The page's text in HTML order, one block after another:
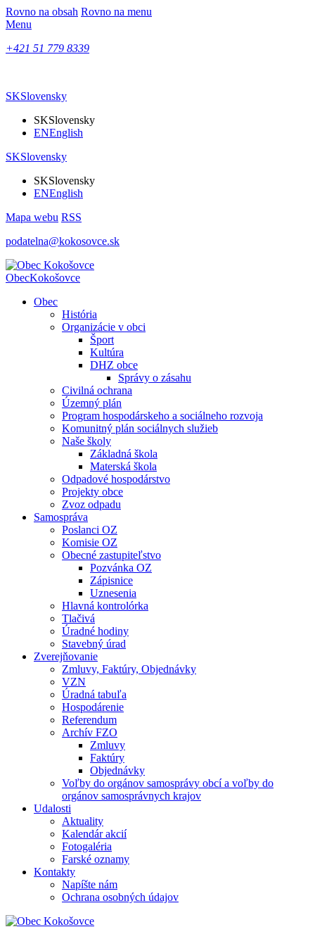
Rovno na obsah Rovno na menu
Menu
+421 51 779 8339
SKSlovensky
SKSlovensky
ENEnglish
SKSlovensky
SKSlovensky
ENEnglish
Mapa webu RSS
podatelna@kokosovce.sk
ObecKokošovce
Obec
História
Organizácie v obci
Šport
Kultúra
DHZ obce
Správy o zásahu
Civilná ochrana
Územný plán
Program hospodárskeho a sociálneho rozvoja
Komunitný plán sociálnych služieb
Naše školy
Základná škola
Materská škola
Odpadové hospodárstvo
Projekty obce
Zvoz odpadu
Samospráva
Poslanci OZ
Komisie OZ
Obecné zastupiteľstvo
Pozvánka OZ
Zápisnice
Uznesenia
Hlavná kontrolórka
Tlačivá
Úradné hodiny
Stavebný úrad
Zverejňovanie
Zmluvy, Faktúry, Objednávky
VZN
Úradná tabuľa
Hospodárenie
Referendum
Archív FZO
Zmluvy
Faktúry
Objednávky
Voľby do orgánov samosprávy obcí a voľby do
orgánov samosprávnych krajov
Udalosti
Aktuality
Kalendár akcií
Fotogaléria
Farské oznamy
Kontakty
Napíšte nám
Ochrana osobných údajov